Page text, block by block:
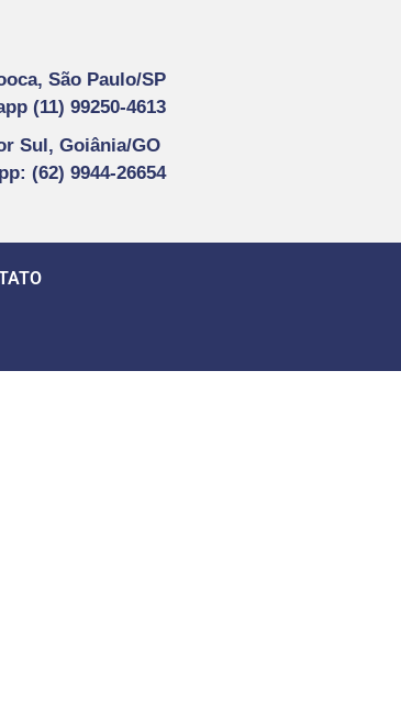
São Paulo/SP
(11) 99250-4613
Sul, Goiânia/GO
: (62) 9944-26654